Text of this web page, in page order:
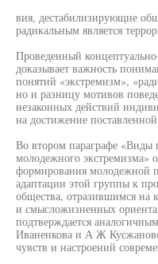
вия, дестабилизирующие
радикальным является
Проведенный
доказывает важность
понятий «экстремизм»,
но и разницу мотивов
незаконных действий
на достижение
Во втором параграфе «Виды
молодежного экстремизма»
формирования молодежной
адаптации этой группы к
общества, отразившимся на
и смысложизненных
подтверждается
Иваненкова и А Ж
чувств и настроений